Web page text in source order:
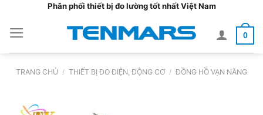
nội
dung
Phân phối thiết bị đo lường tốt nhất Việt Nam
0
TRANG CHỦ / THIẾT BỊ ĐO ĐIỆN, ĐỘNG CƠ / ĐỒNG HỒ VẠN NĂNG